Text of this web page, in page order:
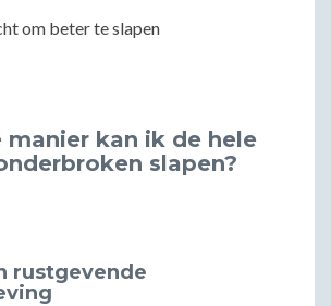
manier kan ik de hele
slapen?
rustgevende